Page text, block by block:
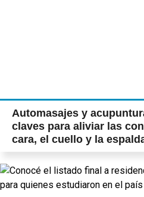
Automasajes y
claves para aliviar las
cara, el cuello y la